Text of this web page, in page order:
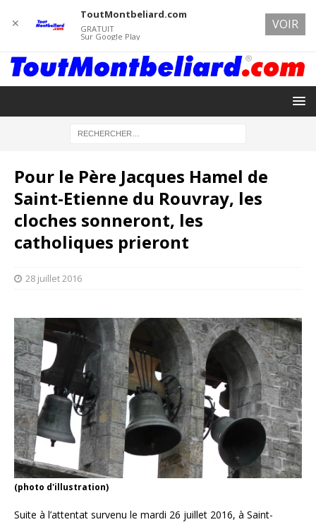
Pour le Père Jacques Hamel de
Saint-Etienne du Rouvray, les
cloches sonneront, les
catholiques prieront
28 juillet 2016
(photo d'illustration)
Suite à l’attentat survenu le mardi 26 juillet 2016, à Saint-
✕
ToutMontbeliard.com
GRATUIT
Sur Google Play
VOIR